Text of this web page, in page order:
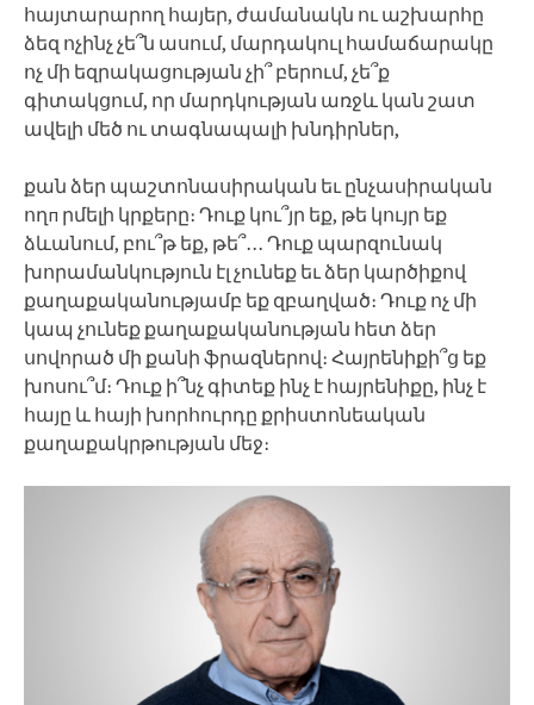
հայտարարող հայեր, ժամանակն ու աշխարհը
ձեզ ոչինչ չե՞ն ասում, մարդակուլ համաճարակը
ոչ մի եզրակացության չի՞ բերում, չե՞ք
գիտակցում, որ մարդկության առջև կան շատ
ավելի մեծ ու տագնապալի խնդիրներ,
քան ձեր պաշտոնասիրական եւ ընչասիրական
ողп րմելի կրքերը։ Դուք կու՞յր եք, թե կույր եք
ձևանում, բու՞թ եք, թե՞․․․ Դուք պարզունակ
խորամանկություն էլ չունեք եւ ձեր կարծիքով
քաղաքականությամբ եք զբաղված։ Դուք ոչ մի
կապ չունեք քաղաքականության հետ ձեր
սովորած մի քանի ֆրազներով։ Հայրենիքի՞ց եք
խոսու՞մ։ Դուք ի՞նչ գիտեք ինչ է հայրենիքը, ինչ է
հայը և հայի խորհուրդը քրիստոնեական
քաղաքակրթության մեջ։